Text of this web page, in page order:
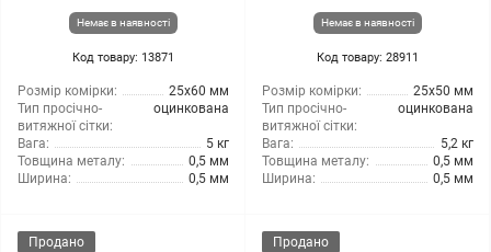
Немає в наявності
Код товару: 13871
Розмір комірки:
25x60 мм
Тип просічно-
витяжної сітки:
оцинкована
Вага:
5 кг
Товщина металу:
0,5 мм
Ширина:
0,5 мм
Немає в наявності
Код товару: 28911
Розмір комірки:
25x50 мм
Тип просічно-
витяжної сітки:
оцинкована
Вага:
5,2 кг
Товщина металу:
0,5 мм
Ширина:
0,5 мм
Продано Продано